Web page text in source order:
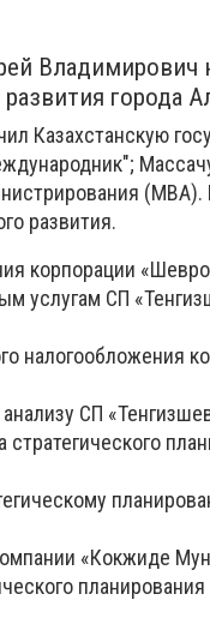
Владимирович
города
Казахстанскую
развития.
корпорации
услугам СП
налогообложения
СП
стратегического
«Кокжиде